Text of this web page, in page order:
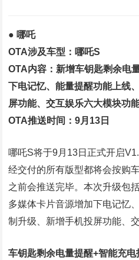
● 哪吒
OTA涉及车型：哪吒S
OTA内容：新增车钥匙剩余电
下电记忆、能量提醒功能上线
屏功能、交互娱乐六大模块功能
OTA推送时间：9月13日
哪吒S将于9月13日正式开启
经交付的所有版型都将会按购
之前会推送完毕。本次升级包
多媒体卡片音源增加下电记忆
制升级、新增手机投屏功能、
车钥匙剩余电量提醒+智能充电